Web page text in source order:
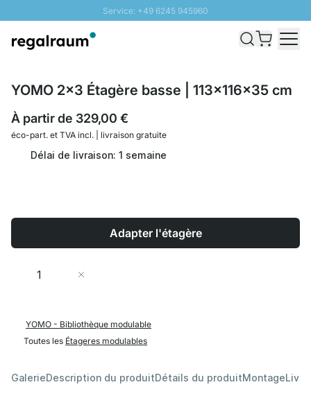
Service: +49 6245 945960
Livraison rapide - Livraison gratuite dès 100€
YOMO 2x3 Étagère basse | 113x116x35 cm
À partir de 329,00 €
éco-part. et TVA incl. | livraison gratuite
Délai de livraison: 1 semaine
Adapter l'étagère
Quantité
YOMO - Bibliothèque modulable
Toutes les Étageres modulables
GalerieDescription du produitDétails du produitMontage